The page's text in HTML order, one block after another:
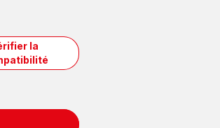
la